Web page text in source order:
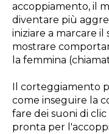
accoppiamento, il
diventare più
iniziare a marcare
mostrare
la femmina
Il corteggiamento
come inseguire la
fare dei suoni di
pronta per